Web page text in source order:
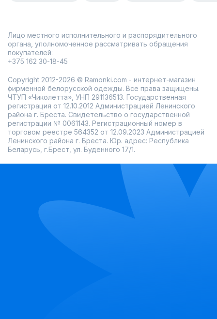
Лицо местного исполнительного и распорядительного
органа, уполномоченное рассматривать обращения
покупателей:
+375 162 30-18-45
Copyright 2012-2026 © Ramonki.com - интернет-магазин
фирменной белорусской одежды. Все права защищены.
ЧТУП «Чиколетта», УНП 291136513. Государственная
регистрация от 12.10.2012 Администрацией Ленинского
района г. Бреста. Свидетельство о государственной
регистрации № 0061143. Регистрационный номер в
торговом реестре 564352 от 12.09.2023 Администрацией
Ленинского района г. Бреста. Юр. адрес: Республика
Беларусь, г.Брест, ул. Буденного 17/1.